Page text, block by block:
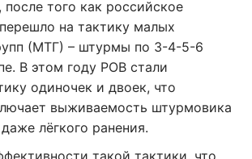
после того как российское
на тактику малых
(МТГ) – штурмы по 3-4-5-6
В этом году РОВ стали
одиночек и двоек, что
выживаемость штурмовика
лёгкого ранения.
такой тактики, что